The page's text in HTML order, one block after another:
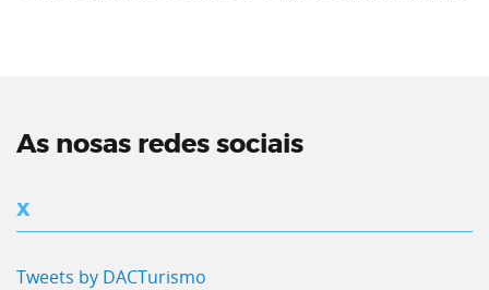
As nosas redes sociais
X
Tweets by DACTurismo